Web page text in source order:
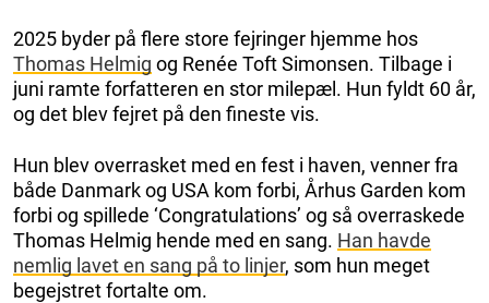
2025 byder på flere store fejringer hjemme hos
Thomas Helmig og Renée Toft Simonsen. Tilbage i
juni ramte forfatteren en stor milepæl. Hun fyldt 60 år,
og det blev fejret på den fineste vis.
Hun blev overrasket med en fest i haven, venner fra
både Danmark og USA kom forbi, Århus Garden kom
forbi og spillede ‘Congratulations’ og så overraskede
Thomas Helmig hende med en sang. Han havde
nemlig lavet en sang på to linjer, som hun meget
begejstret fortalte om.